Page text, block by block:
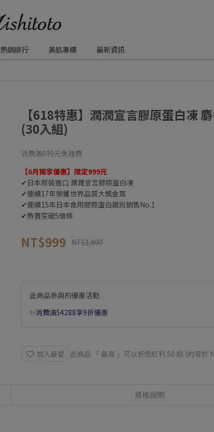
熱銷排行 美肌專欄 最新資訊
【618特惠】潤潤宣言膠原蛋白凍
(30入組)
消費滿699元免運費
【6月獨享優惠】限定999元
✔日本原裝進口 潤潤宣言膠原蛋白凍
✔連續17年榮獲世界品質大獎金賞
✔連續15年日本食用膠原蛋白類別銷售No.1
✔熱賣突破5億條
NT$999 NT$1,800
此商品參與的優惠活動
✨消費滿$4288享9折優惠
加入最愛 此商品 「 最高 」可以折抵紅利 50 點 (約等於
規格說明